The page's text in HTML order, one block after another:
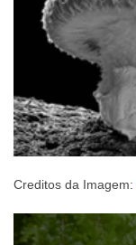
Creditos da Imagem: